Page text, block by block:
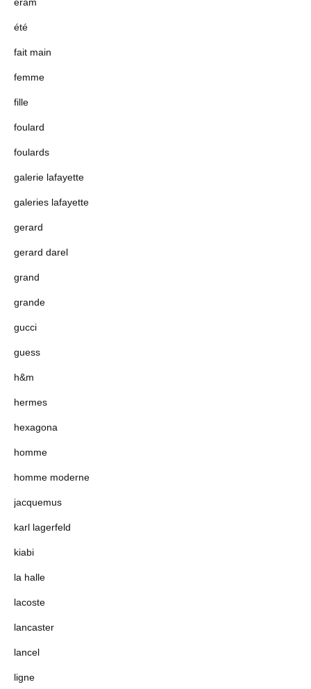
été
fait main
femme
fille
foulard
foulards
galerie lafayette
galeries lafayette
gerard
gerard darel
grand
grande
gucci
guess
h&m
hermes
hexagona
homme
homme moderne
jacquemus
karl lagerfeld
kiabi
la halle
lacoste
lancaster
lancel
ligne